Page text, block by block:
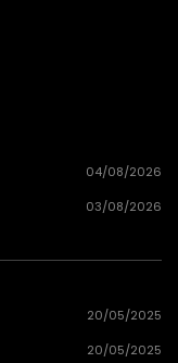
👁 6
👁 5
04/08/2026
03/08/2026
20/05/2025
20/05/2025